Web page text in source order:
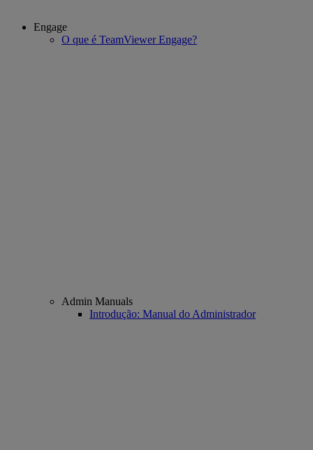
Engage
O que é TeamViewer Engage?
Admin Manuals
Introdução: Manual do Administrador